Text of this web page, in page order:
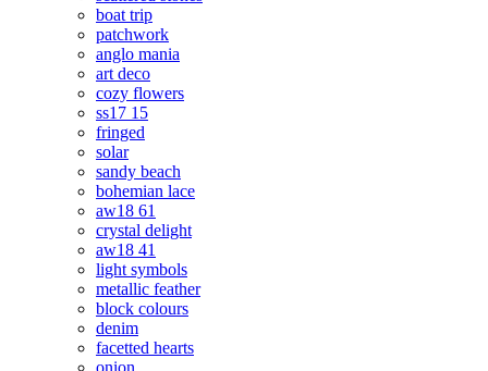
boat trip
patchwork
anglo mania
art deco
cozy flowers
ss17 15
fringed
solar
sandy beach
bohemian lace
aw18 61
crystal delight
aw18 41
light symbols
metallic feather
block colours
denim
facetted hearts
onion